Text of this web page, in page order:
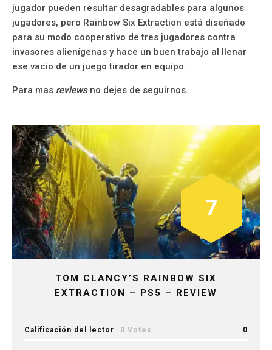
jugador pueden resultar desagradables para algunos
jugadores, pero Rainbow Six Extraction está diseñado
para su modo cooperativo de tres jugadores contra
invasores alienígenas y hace un buen trabajo al llenar
ese vacio de un juego tirador en equipo.
Para mas reviewsno dejes de seguirnos.
TOM CLANCY’S RAINBOW SIX
EXTRACTION – PS5 – REVIEW
Calificación del lector 0 Votes 0
7